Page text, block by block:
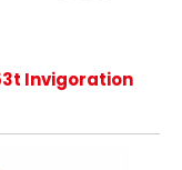
Invigoration